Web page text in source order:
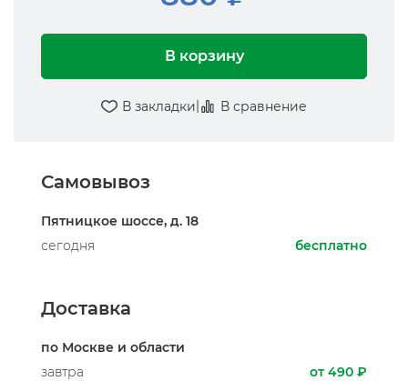
В корзину
В закладки| В сравнение
Самовывоз
Пятницкое шоссе, д. 18
сегодня
бесплатно
Доставка
по Москве и области
завтра
от 490 ₽